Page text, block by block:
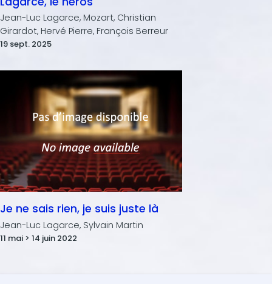
Jean-Luc Lagarce, Mozart, Christian
Girardot, Hervé Pierre, François Berreur
19 sept. 2025
Je ne sais rien, je suis juste là
Jean-Luc Lagarce, Sylvain Martin
11 mai > 14 juin 2022